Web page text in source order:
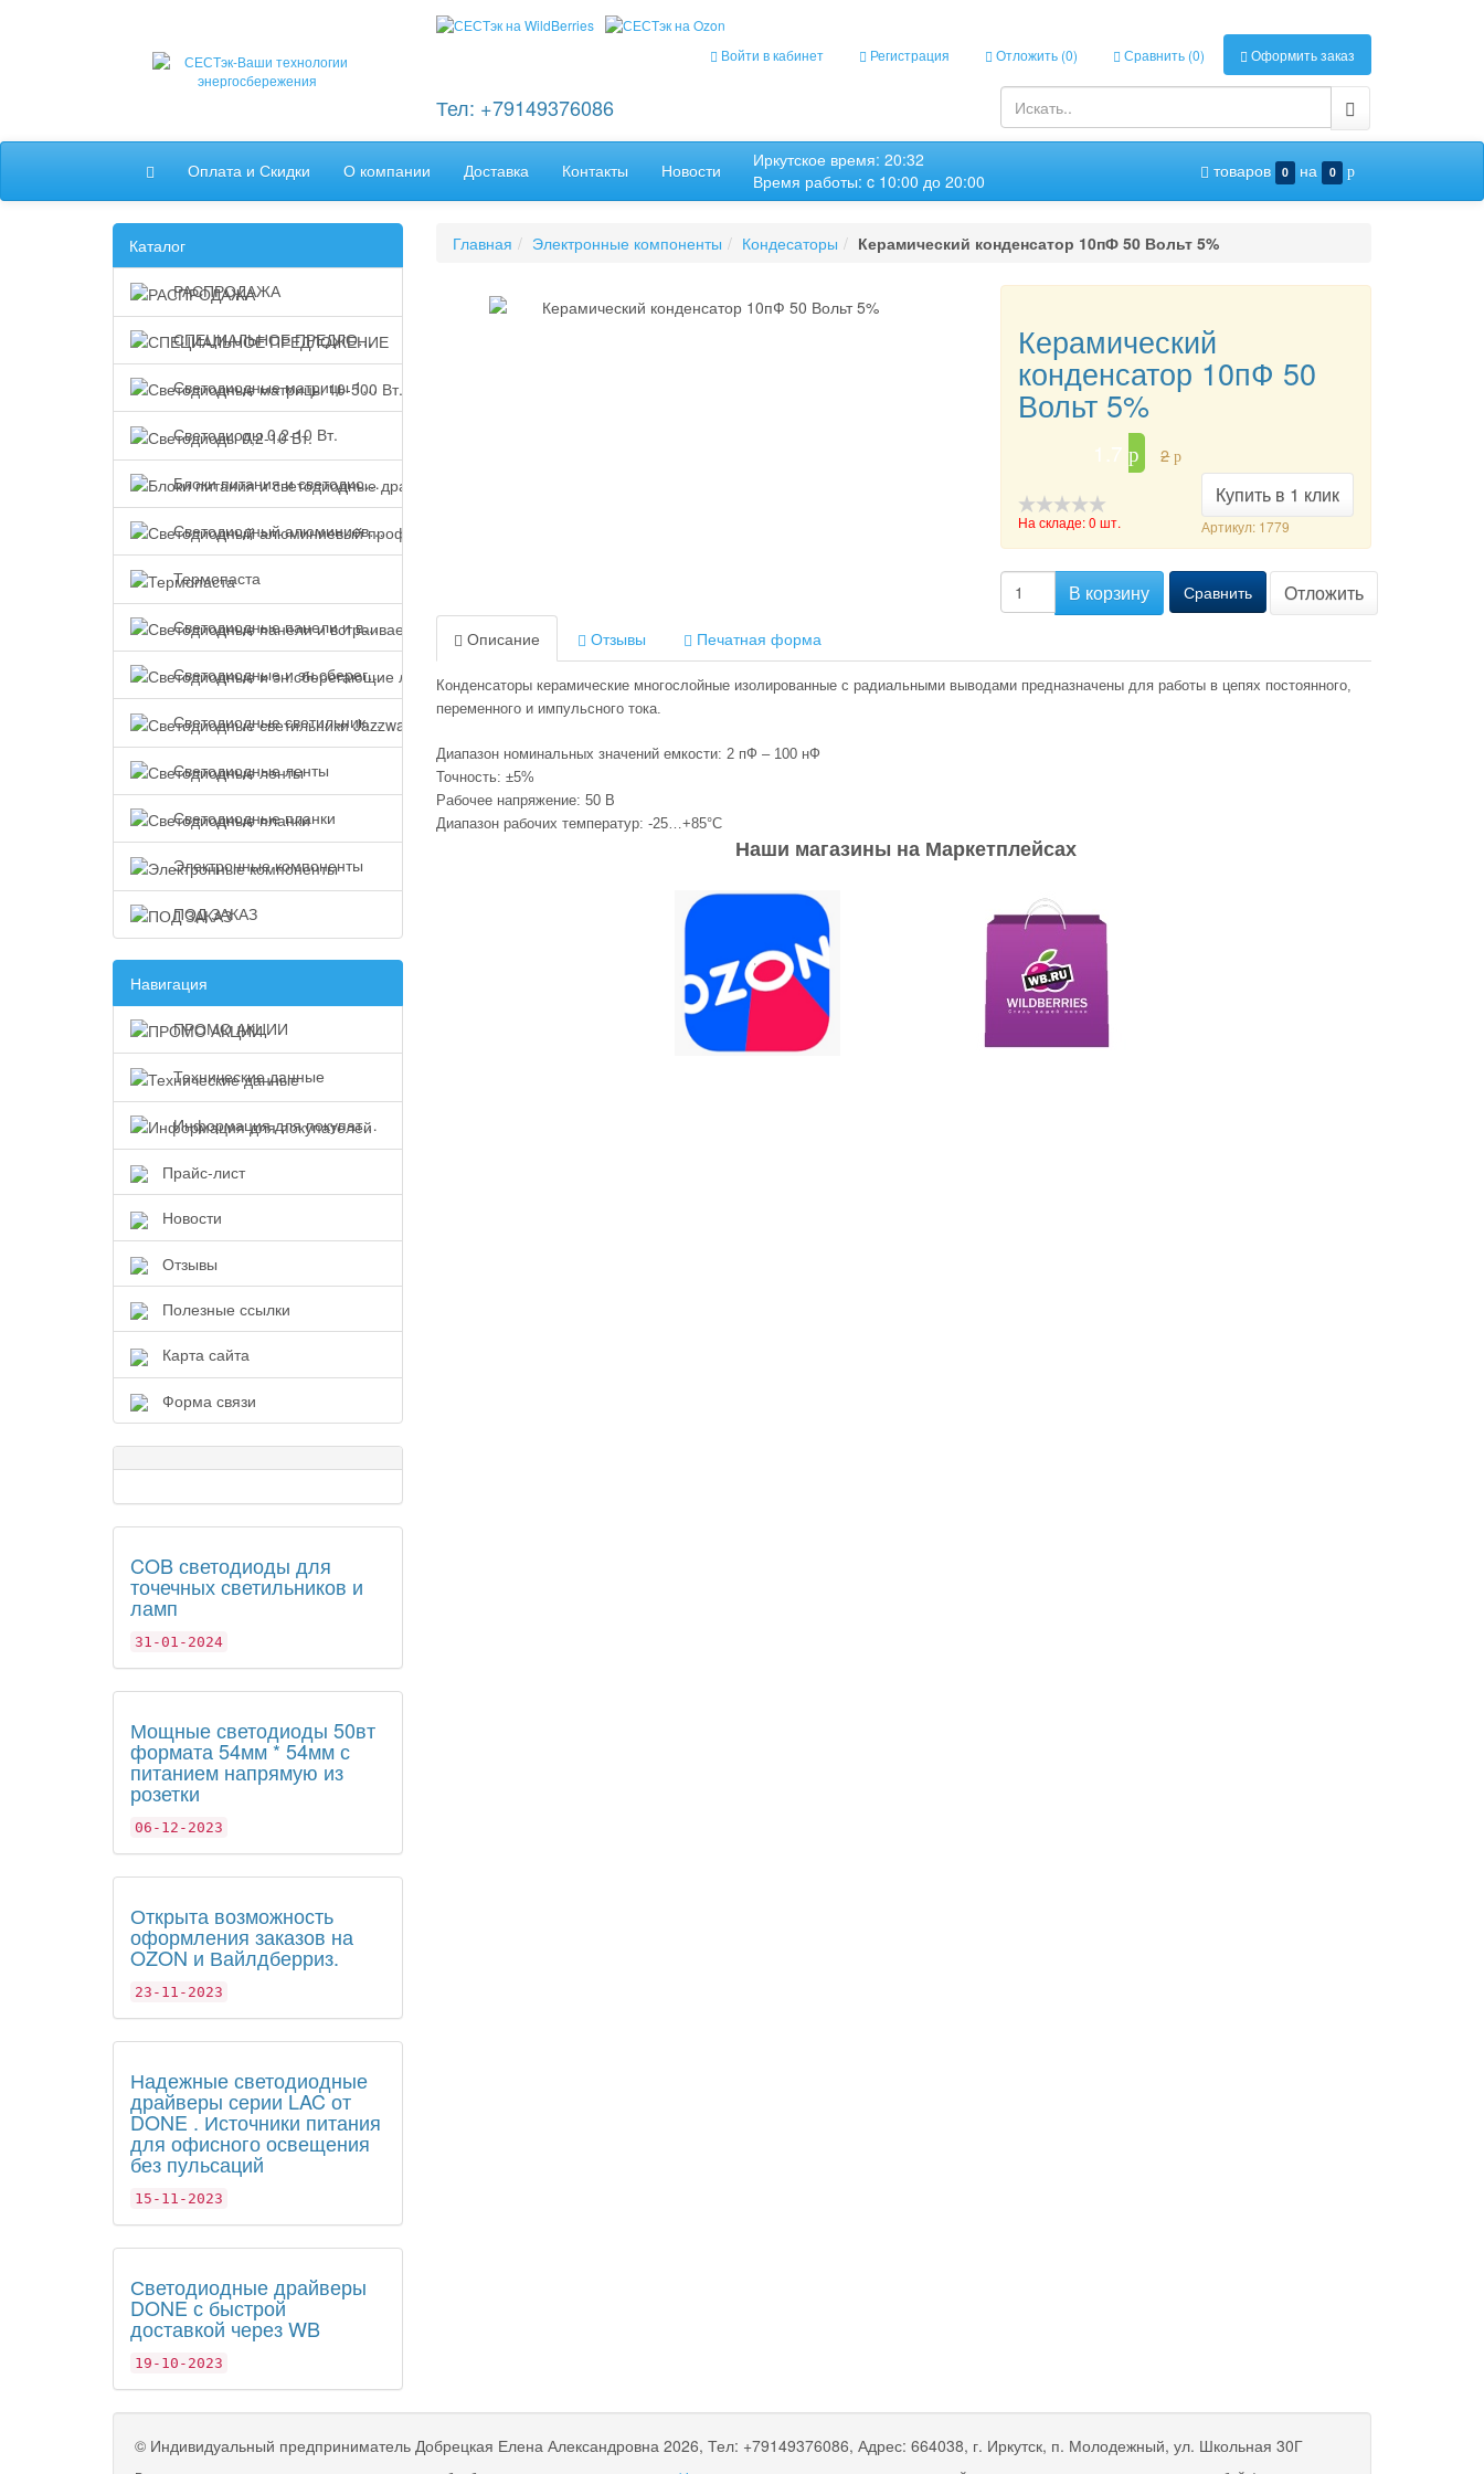
Войти в кабинет Регистрация Отложить (0) Сравнить (0) Оформить заказ
Тел: +79149376086
Оплата и Скидки О компании Доставка Контакты Новости товаров 0 на 0 p
Иркутское время: 20:32
Время работы: c 10:00 до 20:00
Каталог
РАСПРОДАЖА
СПЕЦИАЛЬНОЕ ПРЕДЛОЖЕНИЕ
Светодиодные матрицы 10-500 Вт.
Светодиоды 0,2-10 Вт.
Блоки питания и светодиодные драйверы
Светодиодный алюминиевый профиль
Термопаста
Светодиодные панели и встраиваемые светильники
Светодиодные и эн.сберегающие лампы
Светодиодные светильники Jazzway
Светодиодные ленты
Светодиодные планки
Электронные компоненты
ПОД ЗАКАЗ
Навигация
ПРОМО АКЦИИ
Технические данные
Информация для покупателей
Прайс-лист
Новости
Отзывы
Полезные ссылки
Карта сайта
Форма связи
COB светодиоды для
точечных светильников и
ламп
31-01-2024
Мощные светодиоды 50вт
формата 54мм * 54мм с
питанием напрямую из
розетки
06-12-2023
Открыта возможность
оформления заказов на
OZON и Вайлдберриз.
23-11-2023
Надежные светодиодные
драйверы серии LAC от
DONE . Источники питания
для офисного освещения
без пульсаций
15-11-2023
Светодиодные драйверы
DONE с быстрой
доставкой через WB
19-10-2023
Главная Электронные компоненты Кондесаторы Керамический конденсатор 10пФ 50 Вольт 5%
Керамический
конденсатор 10пФ 50
Вольт 5%
1.7 p 2 p
Купить в 1 клик
Артикул: 1779
На складе: 0 шт.
В корзину Сравнить Отложить
Описание Отзывы Печатная форма
Конденсаторы керамические многослойные изолированные с радиальными выводами предназначены для работы в цепях постоянного,
переменного и импульсного тока.
Диапазон номинальных значений емкости: 2 пФ – 100 нФ
Точность: ±5%
Рабочее напряжение: 50 В
Диапазон рабочих температур: -25…+85°C
Наши магазины на Маркетплейсах
© Индивидуальный предприниматель Добрецкая Елена Александровна 2026, Тел: +79149376086, Адрес: 664038, г. Иркутск, п. Молодежный, ул. Школьная 30Г